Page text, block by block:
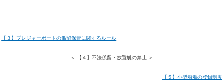
【３】プレジャーボートの係留保管に関するルール
＜ 【４】不法係留・放置艇の禁止 ＞
【５】小型船舶の登録制度